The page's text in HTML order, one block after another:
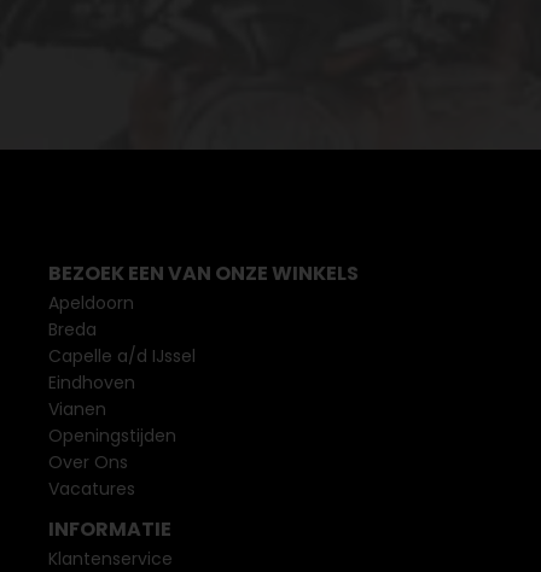
BEZOEK EEN VAN ONZE WINKELS
Apeldoorn
Breda
Capelle a/d IJssel
Eindhoven
Vianen
Openingstijden
Over Ons
Vacatures
INFORMATIE
Klantenservice